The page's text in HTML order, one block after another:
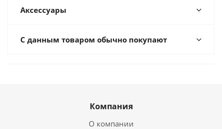
Аксессуары
С данным товаром обычно покупают
Компания
О компании